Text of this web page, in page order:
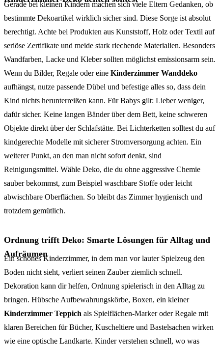
Gerade bei kleinen Kindern machen sich viele Eltern Gedanken, ob
bestimmte Dekoartikel wirklich sicher sind. Diese Sorge ist absolut
berechtigt. Achte bei Produkten aus Kunststoff, Holz oder Textil auf
seriöse Zertifikate und meide stark riechende Materialien. Besonders
Wandfarben, Lacke und Kleber sollten möglichst emissionsarm sein.
Wenn du Bilder, Regale oder eine Kinderzimmer Wanddeko
aufhängst, nutze passende Dübel und befestige alles so, dass dein
Kind nichts herunterreißen kann. Für Babys gilt: Lieber weniger,
dafür sicher. Keine langen Bänder über dem Bett, keine schweren
Objekte direkt über der Schlafstätte. Bei Lichterketten solltest du auf
kindgerechte Modelle mit sicherer Stromversorgung achten. Ein
weiterer Punkt, an den man nicht sofort denkt, sind
Reinigungsmittel. Wähle Deko, die du ohne aggressive Chemie
sauber bekommst, zum Beispiel waschbare Stoffe oder leicht
abwischbare Oberflächen. So bleibt das Zimmer hygienisch und
trotzdem gemütlich.
Ordnung trifft Deko: Smarte Lösungen für Alltag und
Aufräumen
Ein schönes Kinderzimmer, in dem man vor lauter Spielzeug den
Boden nicht sieht, verliert seinen Zauber ziemlich schnell.
Dekoration kann dir helfen, Ordnung spielerisch in den Alltag zu
bringen. Hübsche Aufbewahrungskörbe, Boxen, ein kleiner
Kinderzimmer Teppich als Spielflächen-Marker oder Regale mit
klaren Bereichen für Bücher, Kuscheltiere und Bastelsachen wirken
wie eine optische Landkarte. Kinder verstehen schnell, wo was